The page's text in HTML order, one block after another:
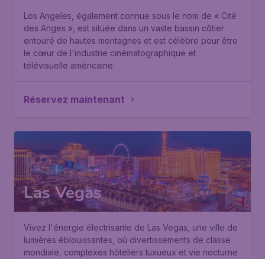
Los Angeles, également connue sous le nom de « Cité
des Anges », est située dans un vaste bassin côtier
entouré de hautes montagnes et est célèbre pour être
le cœur de l'industrie cinématographique et
télévisuelle américaine.
Réservez maintenant
Las Vegas
Vivez l'énergie électrisante de Las Vegas, une ville de
lumières éblouissantes, où divertissements de classe
mondiale, complexes hôteliers luxueux et vie nocturne